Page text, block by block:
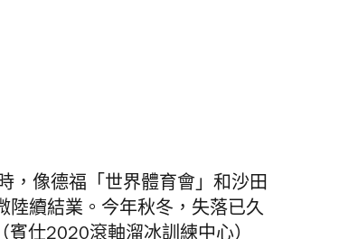
，像德福「世界體育會」和沙田
陸續結業。今年秋冬，失落已久